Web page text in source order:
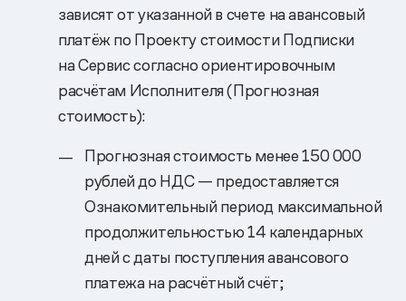
зависят от указанной в счете на авансовый
платёж по Проекту стоимости Подписки
на Сервис согласно ориентировочным
расчётам Исполнителя (Прогнозная
стоимость):
Прогнозная стоимость менее 150 000
рублей до НДС — предоставляется
Ознакомительный период максимальной
продолжительностью 14 календарных
дней с даты поступления авансового
платежа на расчётный счёт;